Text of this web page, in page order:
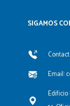
SIGAMOS
Email:
Edificio